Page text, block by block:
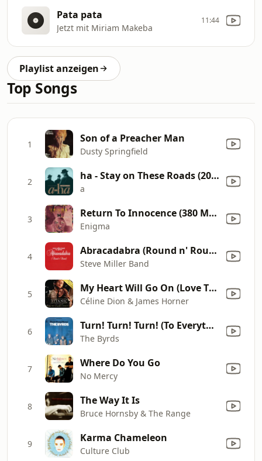
Pata pata
Jetzt mit Miriam Makeba
11:44
Playlist anzeigen
Top Songs
1 Son of a Preacher Man
Dusty Springfield
2 ha - Stay on These Roads (2016 Remastered)
a
3 Return To Innocence (380 Midnight Mix)
Enigma
4 Abracadabra (Round n' Round) [Radio Edit]
Steve Miller Band
5 My Heart Will Go On (Love Theme from "Titanic")
Céline Dion & James Horner
6 Turn! Turn! Turn! (To Everything There Is a Season)
The Byrds
7 Where Do You Go
No Mercy
8 The Way It Is
Bruce Hornsby & The Range
9 Karma Chameleon
Culture Club